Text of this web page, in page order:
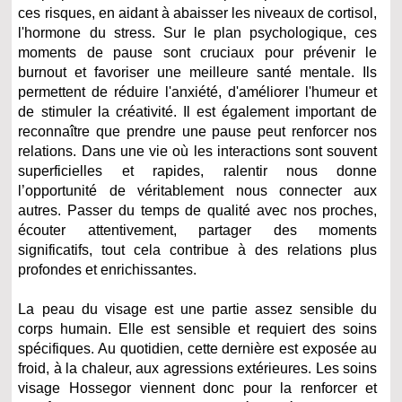
ces risques, en aidant à abaisser les niveaux de cortisol,
l'hormone du stress. Sur le plan psychologique, ces
moments de pause sont cruciaux pour prévenir le
burnout et favoriser une meilleure santé mentale. Ils
permettent de réduire l'anxiété, d'améliorer l'humeur et
de stimuler la créativité. Il est également important de
reconnaître que prendre une pause peut renforcer nos
relations. Dans une vie où les interactions sont souvent
superficielles et rapides, ralentir nous donne
l’opportunité de véritablement nous connecter aux
autres. Passer du temps de qualité avec nos proches,
écouter attentivement, partager des moments
significatifs, tout cela contribue à des relations plus
profondes et enrichissantes.
La peau du visage est une partie assez sensible du
corps humain. Elle est sensible et requiert des soins
spécifiques. Au quotidien, cette dernière est exposée au
froid, à la chaleur, aux agressions extérieures. Les soins
visage Hossegor viennent donc pour la renforcer et